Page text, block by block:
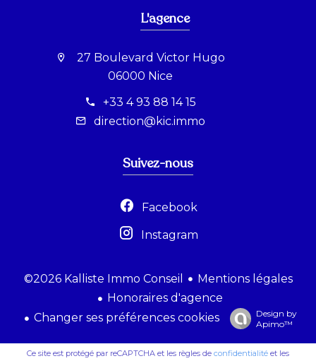
L'agence
27 Boulevard Victor Hugo
06000 Nice
+33 4 93 88 14 15
direction@kic.immo
Suivez-nous
Facebook
Instagram
©2026 Kalliste Immo Conseil
Mentions légales
Honoraires d'agence
Changer ses préférences cookies
Design by
Apimo™
Ce site est protégé par reCAPTCHA et les règles de confidentialité et les